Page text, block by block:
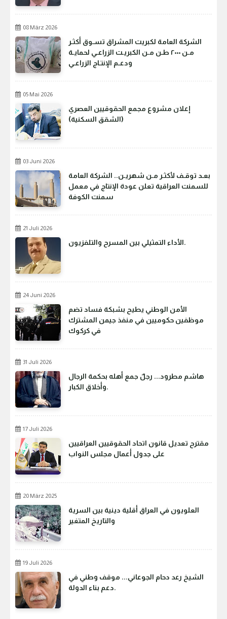
08 März 2026
الشركة العامة لكبريت المشراق تسـوق أكثـر
مـن ٢٠٠٠ طـن مـن الكبريـت الزراعـي لحمايـة
ودعـم الإنتـاج الزراعـي
05 Mai 2026
إعلان مشروع مجمع الحقوقيين العصري
(الشقق السكنية)
03 Juni 2026
بعـد توقـف لأكثـر مـن شهريـن.. الشركة العامة
للسمنت العراقية تعلن عودة الإنتاج في معمل
سمنت الكوفة
21 Juli 2026
الأداء التمثيلي بين المسرح والتلفزيون.
24 Juni 2026
الأمن الوطني يطيح بشبكة فساد تضم
موظفين حكوميين في منفذ جيمن المشترك
في كركوك
31 Juli 2026
هاشم مطرود... رجلٌ جمع أهله بحكمة الرجال
وأخلاق الكبار.
17 Juli 2026
مقترح تعديل قانون اتحاد الحقوقيين العراقيين
على جدول أعمال مجلس النواب
20 März 2025
العلويون في العراق أقلية دينية بين السرية
والتاريخ المتغير
19 Juli 2026
الشيخ رعد دحام الجوعاني... موقف وطني في
دعم بناء الدولة.